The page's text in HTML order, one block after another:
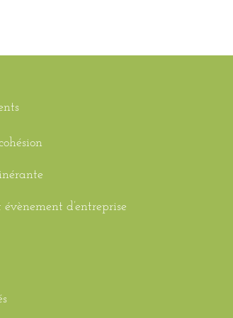
d’entreprise